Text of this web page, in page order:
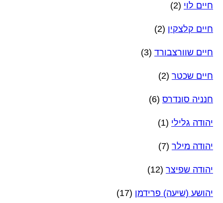
חיים לוי (2)
חיים קלצקין (2)
חיים שוורצבורד (3)
חיים שכטר (2)
חנניה סונדרס (6)
יהודה גלילי (1)
יהודה מילר (7)
יהודה שפיצר (12)
יהושע (שיעה) פרידמן (17)